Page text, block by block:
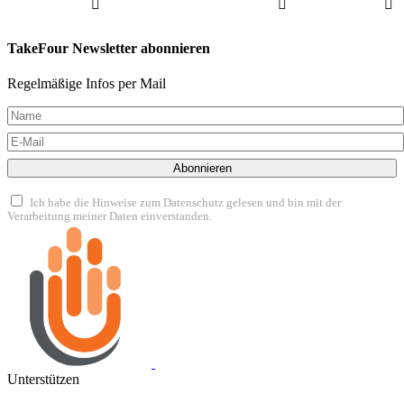
TakeFour Newsletter abonnieren
Regelmäßige Infos per Mail
Abonnieren
Ich habe die Hinweise zum Datenschutz gelesen und bin mit der
Verarbeitung meiner Daten einverstanden.
Unterstützen